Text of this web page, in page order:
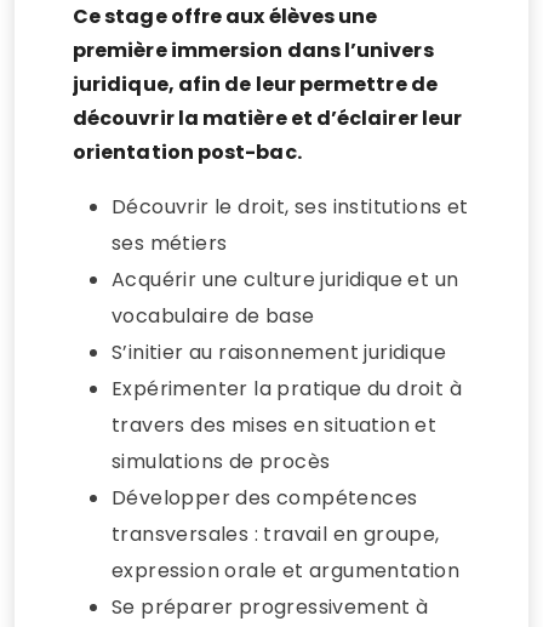
Ce stage offre aux élèves une
première immersion dans l’univers
juridique, afin de leur permettre de
découvrir la matière et d’éclairer leur
orientation post-bac.
Découvrir le droit, ses institutions et
ses métiers
Acquérir une culture juridique et un
vocabulaire de base
S’initier au raisonnement juridique
Expérimenter la pratique du droit à
travers des mises en situation et
simulations de procès
Développer des compétences
transversales : travail en groupe,
expression orale et argumentation
Se préparer progressivement à